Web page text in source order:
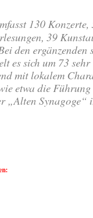
130
39
den ergänzenden
es sich um 73 sehr
mit lokalem
etwa die
Synagoge“